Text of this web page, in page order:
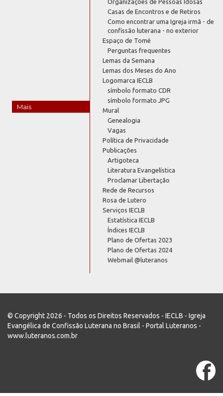
Mais
Organizações de Pessoas Idosas
Casas de Encontros e de Retiros
Como encontrar uma Igreja irmã - de
confissão luterana - no exterior
Espaço de Tomé
Perguntas frequentes
Lemas da Semana
Lemas dos Meses do Ano
Logomarca IECLB
símbolo formato CDR
símbolo formato JPG
Mural
Genealogia
Vagas
Política de Privacidade
Publicações
Artigoteca
Literatura Evangelística
Proclamar Libertação
Rede de Recursos
Rosa de Lutero
Serviços IECLB
Estatística IECLB
Índices IECLB
Plano de Ofertas 2023
Plano de Ofertas 2024
Webmail @luteranos
© Copyright 2026 - Todos os Direitos Reservados - IECLB - Igreja
Evangélica de Confissão Luterana no Brasil - Portal Luteranos -
www.luteranos.com.br